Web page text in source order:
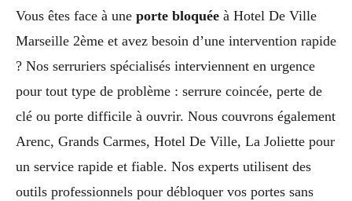
Vous êtes face à une porte bloquée à Hotel De Ville
Marseille 2ème et avez besoin d’une intervention rapide
? Nos serruriers spécialisés interviennent en urgence
pour tout type de problème : serrure coincée, perte de
clé ou porte difficile à ouvrir. Nous couvrons également
Arenc, Grands Carmes, Hotel De Ville, La Joliette pour
un service rapide et fiable. Nos experts utilisent des
outils professionnels pour débloquer vos portes sans